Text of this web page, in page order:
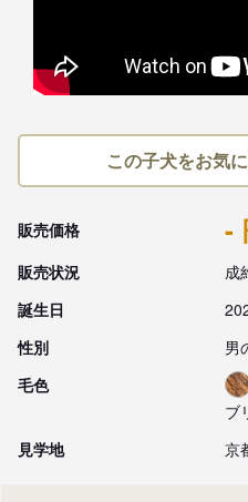
この子犬をお気
販売価格 -
販売状況
成
誕生日
性別
男
毛色
ブ
見学地
京